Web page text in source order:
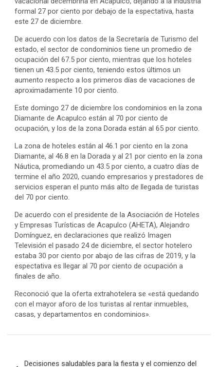
formal 27 por ciento por debajo de la espectativa, hasta
este 27 de diciembre.
De acuerdo con los datos de la Secretaría de Turismo del
estado, el sector de condominios tiene un promedio de
ocupación del 67.5 por ciento, mientras que los hoteles
tienen un 43.5 por ciento, teniendo estos últimos un
aumento respecto a los primeros días de vacaciones de
aproximadamente 10 por ciento.
Este domingo 27 de diciembre los condominios en la zona
Diamante de Acapulco están al 70 por ciento de
ocupación, y los de la zona Dorada están al 65 por ciento.
La zona de hoteles están al 46.1 por ciento en la zona
Diamante, al 46.8 en la Dorada y al 21 por ciento en la zona
Náutica, promediando un 43.5 por ciento, a cuatro días de
termine el año 2020, cuando empresarios y prestadores de
servicios esperan el punto más alto de llegada de turistas
del 70 por ciento.
De acuerdo con el presidente de la Asociación de Hoteles
y Empresas Turísticas de Acapulco (AHETA), Alejandro
Domínguez, en declaraciones que realizó Imagen
Televisión el pasado 24 de diciembre, el sector hotelero
estaba 30 por ciento por abajo de las cifras de 2019, y la
espectativa es llegar al 70 por ciento de ocupación a
finales de año.
Reconoció que la oferta extrahotelera se «está quedando
con el mayor aforo de los turistas al rentar inmuebles,
casas, y departamentos en condominios».
Decisiones saludables para la fiesta y el comienzo del